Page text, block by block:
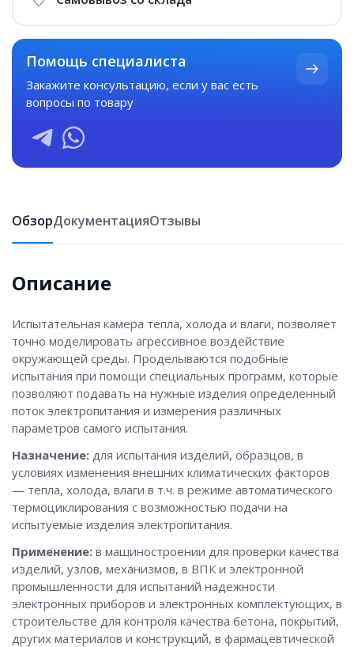
Помощь специалиста
Закажите консультацию, если у вас есть
вопросы по товару
ОбзорДокументацияОтзывы
Описание
Испытательная камера тепла, холода и влаги, позволяет
точно моделировать агрессивное воздействие
окружающей среды. Проделываются подобные
испытания при помощи специальных программ, которые
позволяют подавать на нужные изделия определенный
поток электропитания и измерения различных
параметров самого испытания.
Назначение: для испытания изделий, образцов, в
условиях изменения внешних климатических факторов
— тепла, холода, влаги в т.ч. в режиме автоматического
термоциклирования с возможностью подачи на
испытуемые изделия электропитания.
Применение: в машиностроении для проверки качества
изделий, узлов, механизмов, в ВПК и электронной
промышленности для испытаний надежности
электронных приборов и электронных комплектующих, в
строительстве для контроля качества бетона, покрытий,
других материалов и конструкций, в фармацевтической